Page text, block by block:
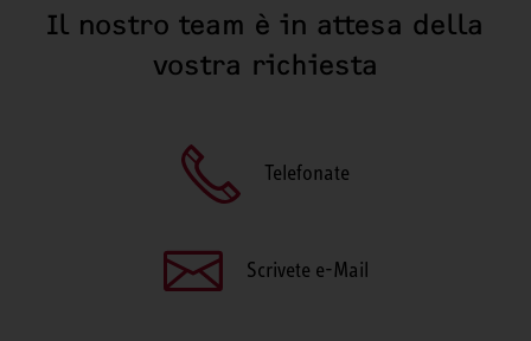
Il nostro team è in attesa della
vostra richiesta
Telefonate
Scrivete e-Mail